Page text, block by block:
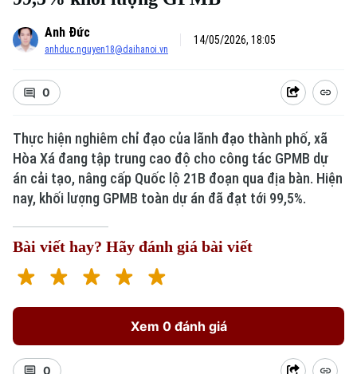
Anh Đức
anhduc.nguyen18@daihanoi.vn
14/05/2026, 18:05
0
Thực hiện nghiêm chỉ đạo của lãnh đạo thành phố, xã
Hòa Xá đang tập trung cao độ cho công tác GPMB dự
án cải tạo, nâng cấp Quốc lộ 21B đoạn qua địa bàn. Hiện
nay, khối lượng GPMB toàn dự án đã đạt tới 99,5%.
Bài viết hay? Hãy đánh giá bài viết
Xem 0 đánh giá
0